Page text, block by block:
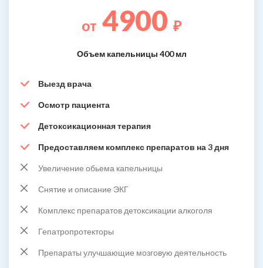
от 4900 ₽
Объем капельницы 400 мл
Выезд врача
Осмотр пациента
Детоксикационная терапия
Предоставляем комплекс препаратов на 3 дня
Увеличение обьема капельницы
Снятие и описание ЭКГ
Комплекс препаратов детоксикации алкоголя
Гепатропротекторы
Препараты улучшающие мозговую деятельность